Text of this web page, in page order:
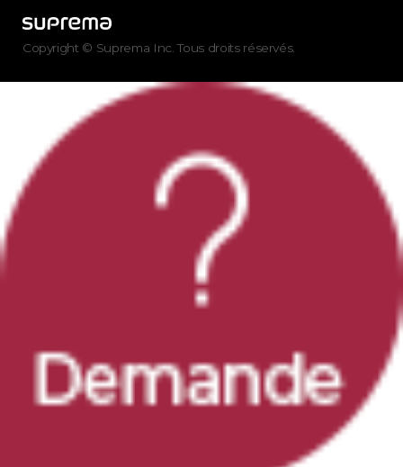
Copyright © Suprema Inc. Tous droits réservés.